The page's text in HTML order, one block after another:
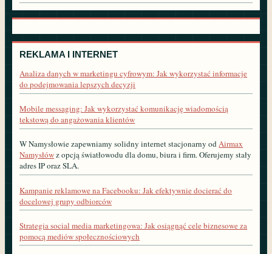
REKLAMA I INTERNET
Analiza danych w marketingu cyfrowym: Jak wykorzystać informacje
do podejmowania lepszych decyzji
Mobile messaging: Jak wykorzystać komunikację wiadomością
tekstową do angażowania klientów
W Namysłowie zapewniamy solidny internet stacjonarny odAirmax
Namysłówz opcją światłowodu dla domu, biura i firm. Oferujemy stały
adres IP oraz SLA.
Kampanie reklamowe na Facebooku: Jak efektywnie docierać do
docelowej grupy odbiorców
Strategia social media marketingowa: Jak osiągnąć cele biznesowe za
pomocą mediów społecznościowych